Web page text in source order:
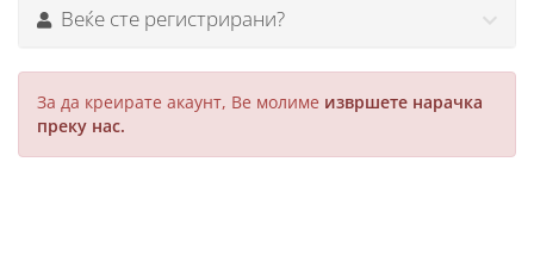
Веќе сте регистрирани?
За да креирате акаунт, Ве молиме извршете нарачка
преку нас.